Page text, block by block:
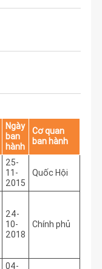
Ngày
ban
hành
Cơ quan
ban hành
25-
11-
2015
Quốc Hội
24-
10-
2018
Chính phủ
04-